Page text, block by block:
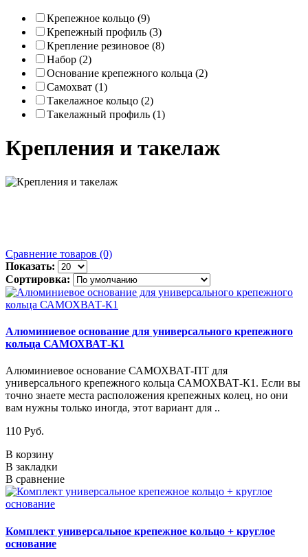
Крепежное кольцо (9)
Крепежный профиль (3)
Крепление резиновое (8)
Набор (2)
Основание крепежного кольца (2)
Самохват (1)
Такелажное кольцо (2)
Такелажный профиль (1)
Крепления и такелаж
Сравнение товаров (0)
Показать:
Сортировка:
Алюминиевое основание для универсального крепежного
кольца САМОХВАТ-К1
Алюминиевое основание САМОХВАТ-ПТ для
универсального крепежного кольца САМОХВАТ-К1. Если вы
точно знаете места расположения крепежных колец, но они
вам нужны только иногда, этот вариант для ..
110 Руб.
В корзину
В закладки
В сравнение
Комплект универсальное крепежное кольцо + круглое
основание